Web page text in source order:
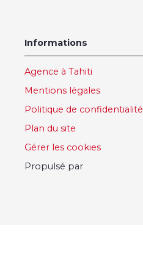
Informations
Agence à Tahiti
Mentions légales
Politique de confidentialité
Plan du site
Gérer les cookies
Propulsé par